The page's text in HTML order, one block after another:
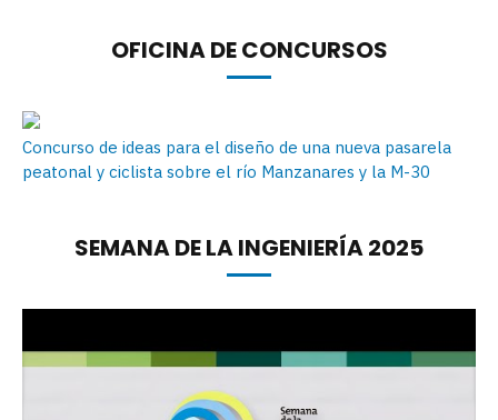
OFICINA DE CONCURSOS
Concurso de ideas para el diseño de una nueva pasarela
peatonal y ciclista sobre el río Manzanares y la M-30
SEMANA DE LA INGENIERÍA 2025